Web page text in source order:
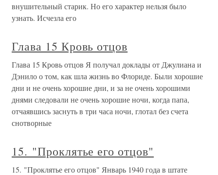
внушительный старик. Но его характер нельзя было
узнать. Исчезла его
Глава 15 Кровь отцов
Глава 15 Кровь отцов Я получал доклады от Джулиана и
Дэнило о том, как шла жизнь во Флориде. Были хорошие
дни и не очень хорошие дни, и за не очень хорошими
днями следовали не очень хорошие ночи, когда папа,
отчаявшись заснуть в три часа ночи, глотал без счета
снотворные
15. "Проклятье его отцов"
15. "Проклятье его отцов" Январь 1940 года в штате